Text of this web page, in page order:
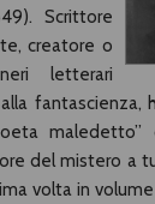
Scrittore
creatore o
letterari
fantascienza,
maledetto”
del mistero a
volta in